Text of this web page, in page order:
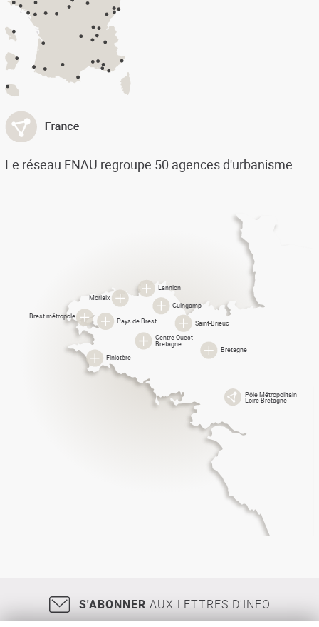
Le réseau FNAU regroupe 50 agences d'urbanisme
Pôle Métropolitain
Loire Bretagne
Brest métropole
Bretagne
Centre-Ouest
Bretagne
Finistère
Saint-Brieuc
Morlaix
Lannion
Guingamp
Pays de Brest
S'ABONNER AUX LETTRES D'INFO